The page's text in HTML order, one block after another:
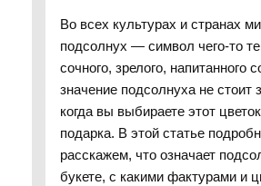
Во всех культурах и странах
подсолнух — символ чего-то
сочного, зрелого, напитанного
значение подсолнуха не стоит
когда вы выбираете этот
подарка. В этой статье
расскажем, что означает
букете, с какими фактурами и